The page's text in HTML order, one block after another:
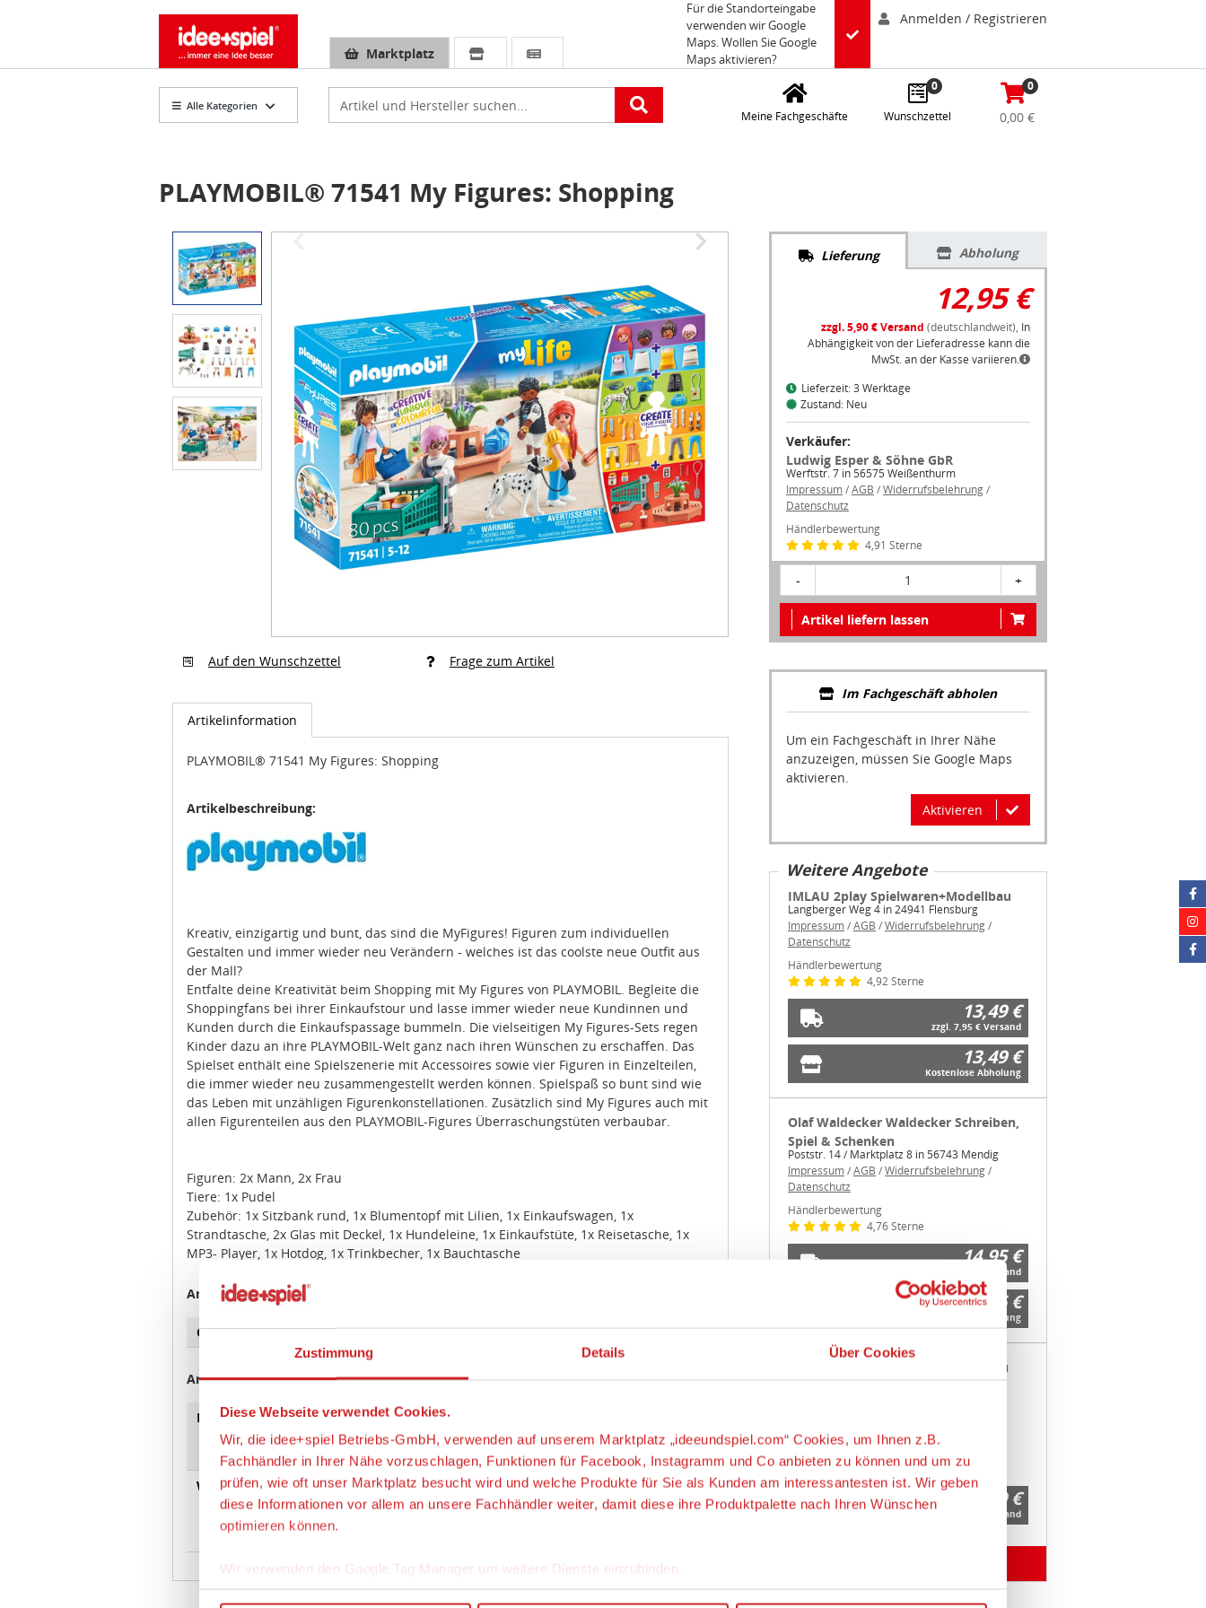
Zustimmung Details Über Cookies
Diese Webseite verwendet Cookies.
Wir, die idee+spiel Betriebs-GmbH, verwenden auf unserem Marktplatz „ideeundspiel.com“ Cookies, um Ihnen z.B.
Fachhändler in Ihrer Nähe vorzuschlagen, Funktionen für Facebook, Instagramm und Co anbieten zu können und um zu
prüfen, wie oft unser Marktplatz besucht wird und welche Produkte für Sie als Kunden am interessantesten ist. Wir geben
diese Informationen vor allem an unsere Fachhändler weiter, damit diese ihre Produktpalette nach Ihren Wünschen
optimieren können.
Wir verwenden den Google Tag Manager um weitere Dienste einzubinden.
Marktplatz
Für die Standorteingabe
verwenden wir Google
Maps. Wollen Sie Google
Maps aktivieren?
Anmelden / Registrieren
Alle Kategorien
Meine Fachgeschäfte
0
Wunschzettel
0
0,00 €
PLAYMOBIL® 71541 My Figures: Shopping
Auf den Wunschzettel Frage zum Artikel
Artikelinformation
PLAYMOBIL® 71541 My Figures: Shopping
Artikelbeschreibung:
Kreativ, einzigartig und bunt, das sind die MyFigures! Figuren zum individuellen
Gestalten und immer wieder neu Verändern - welches ist das coolste neue Outfit aus
der Mall?
Entfalte deine Kreativität beim Shopping mit My Figures von PLAYMOBIL. Begleite die
Shoppingfans bei ihrer Einkaufstour und lasse immer wieder neue Kundinnen und
Kunden durch die Einkaufspassage bummeln. Die vielseitigen My Figures-Sets regen
Kinder dazu an ihre PLAYMOBIL-Welt ganz nach ihren Wünschen zu erschaffen. Das
Spielset enthält eine Spielszenerie mit Accessoires sowie vier Figuren in Einzelteilen,
die immer wieder neu zusammengestellt werden können. Spielspaß so bunt sind wie
das Leben mit unzähligen Figurenkonstellationen. Zusätzlich sind My Figures auch mit
allen Figurenteilen aus den PLAYMOBIL-Figures Überraschungstüten verbaubar.
Figuren: 2x Mann, 2x Frau
Tiere: 1x Pudel
Zubehör: 1x Sitzbank rund, 1x Blumentopf mit Lilien, 1x Einkaufswagen, 1x
Strandtasche, 2x Glas mit Deckel, 1x Hundeleine, 1x Einkaufstüte, 1x Reisetasche, 1x
MP3- Player, 1x Hotdog, 1x Trinkbecher, 1x Bauchtasche
Artikeleigenschaften:
Geeignetes Alter Ab 5 Jahre
Angaben zur Produktsicherheit:
Hersteller:
geobra Brandstätter Stiftung & Co. KG,
Brandstätterstraße 2 - 10, 90513 Zirndorf, Deutschland,
https://www.playmobil.com, service@playmobil.de
Warnhinweise
Achtung! Nicht für Kinder unter 3 Jahren geeignet,
Lieferung Abholung
12,95 €
zzgl. 5,90 € Versand (deutschlandweit), In
Abhängigkeit von der Lieferadresse kann die
MwSt. an der Kasse variieren.
Lieferzeit: 3 Werktage
Zustand: Neu
Verkäufer:
Ludwig Esper & Söhne GbR
Werftstr. 7 in 56575 Weißenthurm
Impressum/AGB /Widerrufsbelehrung/
Datenschutz
Händlerbewertung
4,91 Sterne
- 1 +
Artikel liefern lassen
Im Fachgeschäft abholen
Um ein Fachgeschäft in Ihrer Nähe
anzuzeigen, müssen Sie Google Maps
aktivieren.
Aktivieren
Weitere Angebote
IMLAU 2play Spielwaren+Modellbau
Langberger Weg 4 in 24941 Flensburg
Impressum/AGB /Widerrufsbelehrung/
Datenschutz
Händlerbewertung
4,92 Sterne
13,49 €
zzgl. 7,95 € Versand
13,49 €
Kostenlose Abholung
Olaf Waldecker Waldecker Schreiben,
Spiel & Schenken
Poststr. 14 / Marktplatz 8 in 56743 Mendig
Impressum/AGB /Widerrufsbelehrung/
Datenschutz
Händlerbewertung
4,76 Sterne
14,95 €
zzgl. 6,95 € Versand
14,95 €
Kostenlose Abholung
Flemmer Spielwaren+RC-Modellbau
Wilhelmstr. 39 + Mühlengasse 3 in 57610
Händlerbewertung
4,89 Sterne
16,99 €
zzgl. 6,99 € Versand